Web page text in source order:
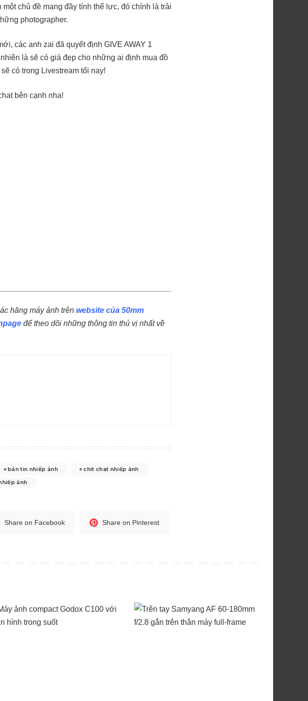
chủ đề mang đầy tính thể lực, đó chính là trải
photographer.
các anh zai đã quyết định GIVE AWAY 1
là sẽ có giá đẹp cho những ai định mua đồ
có trong Livestream tối nay!
bên cạnh nha!
hãng máy ảnh trên website của 50mm
để theo dõi những thông tin thú vị nhất về
bản tin nhiếp ảnh
chit chat nhiếp ảnh
ảnh
Share on Facebook Share on Pinterest